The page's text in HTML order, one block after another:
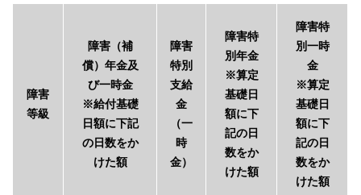
障害
等級
障害（補
償）年金及
び一時金
※給付基礎
日額に下記
の日数をか
けた額
障害
特別
支給
金
（一
時
金）
障害特
別年金
※算定
基礎日
額に下
記の日
数をか
けた額
障害特
別一時
金
※算定
基礎日
額に下
記の日
数をか
けた額